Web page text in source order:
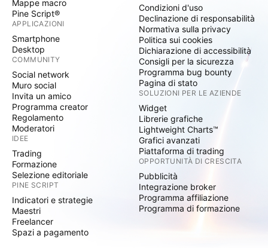
Mappe macro
Pine Script®
APPLICAZIONI
Smartphone
Desktop
COMMUNITY
Social network
Muro social
Invita un amico
Programma creator
Regolamento
Moderatori
IDEE
Trading
Formazione
Selezione editoriale
PINE SCRIPT
Indicatori e strategie
Maestri
Freelancer
Spazi a pagamento
Condizioni d'uso
Declinazione di responsabilità
Normativa sulla privacy
Politica sui cookies
Dichiarazione di accessibilità
Consigli per la sicurezza
Programma bug bounty
Pagina di stato
SOLUZIONI PER LE AZIENDE
Widget
Librerie grafiche
Lightweight Charts™
Grafici avanzati
Piattaforma di trading
OPPORTUNITÀ DI CRESCITA
Pubblicità
Integrazione broker
Programma affiliazione
Programma di formazione